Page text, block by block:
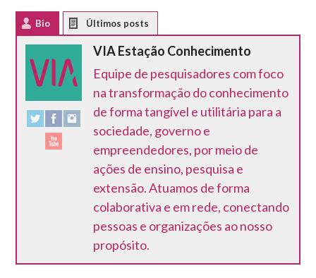
Bio
VIA Estação Conhecimento
Equipe de pesquisadores com foco
na transformação do conhecimento
de forma tangível e utilitária para a
sociedade, governo e
empreendedores, por meio de
ações de ensino, pesquisa e
extensão. Atuamos de forma
colaborativa e em rede, conectando
pessoas e organizações ao nosso
propósito.